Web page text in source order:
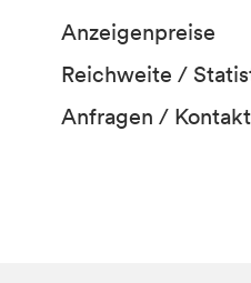
Anzeigenpreise
Reichweite /
Anfragen / Kontakt